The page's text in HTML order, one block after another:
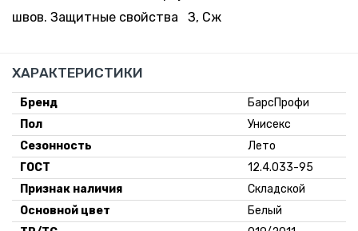
Минск-
47 28.1 руб. *
48 28.1 руб. *
Склад:
+
швов. Защитные свойства З, Сж
ХАРАКТЕРИСТИКИ
Бренд
БарсПрофи
Пол
Унисекс
Сезонность
Лето
ГОСТ
12.4.033-95
Признак наличия
Складской
Основной цвет
Белый